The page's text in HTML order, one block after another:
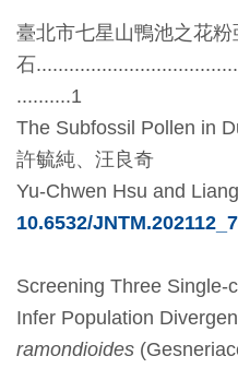
典
藏
研
究
便
服
務
臺北市七星山鴨池之花粉
石
..........1
The Subfossil Pollen in
許毓純、 汪良奇
Yu-Chwen Hsu and
10.6532/
Screening Three Single-
Infer Population
ramondioides